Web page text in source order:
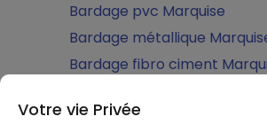
Bardage pvc Marquise
Bardage métallique
Bardage fibro ciment
Bardage zinc Marquise
Votre vie Privée